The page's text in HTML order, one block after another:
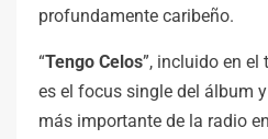
profundamente caribeño.
“Tengo Celos”, incluido en el
es el focus single del álbum
más importante de la radio